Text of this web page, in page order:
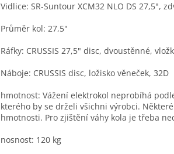
Vidlice: SR-Suntour XCM32 NLO DS 27,5",
Průměr kol: 27,5"
Ráfky: CRUSSIS 27,5" disc, dvoustěnné,
Náboje: CRUSSIS disc, ložisko věneček, 32D
hmotnost: Vážení elektrokol neprobíhá
kterého by se drželi všichni výrobci.
hmotnosti. Pro zjištění váhy kola je třeba
nosnost: 120 kg